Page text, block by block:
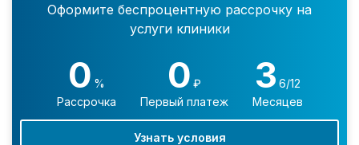
Оформите беспроцентную рассрочку на
услуги клиники
0 %
Рассрочка
0 ₽
Первый платеж
3 6/12
Месяцев
Узнать условия